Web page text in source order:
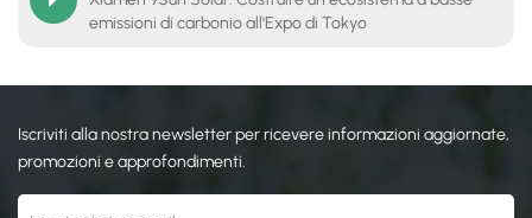
emissioni di carbonio all'Expo di Tokyo
Iscriviti alla nostra newsletter per ricevere informazioni aggiornate,
promozioni e approfondimenti.